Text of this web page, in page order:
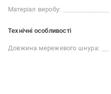
Матеріал виробу:
Технічні особливості
Довжина мережевого шнура: